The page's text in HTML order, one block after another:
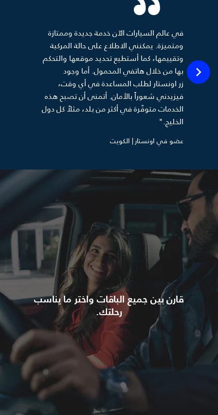
في عالم السيارات الآن خدمة جديدة وممتازة
ومتميزة. يمكنني الاطلاع على حالة المركبة
وتقييمها، كما أستطيع تحديد موقعها والتحكم
بها من خلال هاتفي المحمول. أما وجود
زر اونستار لطلب المساعدة في أي وقت،
فيزيدني شعوراً بالأمان. أتمنى أن تصبح هذه
الخدمات متوفّرة في أكثر من بلد، مثلاً كل دول
الخليج."
عضو في اونستار | الكويت
قارن بين جميع الباقات واختر ما يناسب
رحلتك.